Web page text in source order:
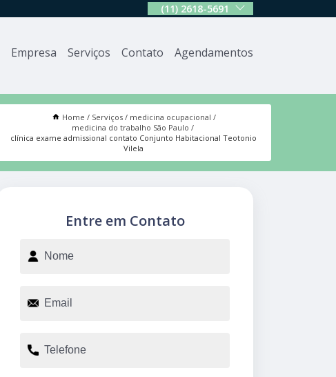
(11) 2618-5691
Empresa Serviços Contato Agendamentos
Home Serviços
medicina ocupacional
medicina do trabalho São Paulo
clínica exame admissional contato Conjunto Habitacional Teotonio
Vilela
Entre em Contato